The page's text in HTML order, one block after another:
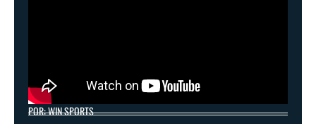
POR: WIN SPORTS